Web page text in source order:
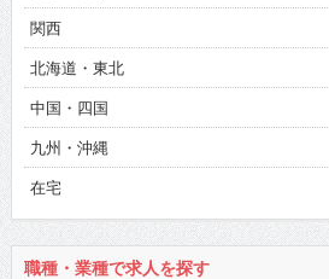
関西
北海道・東北
中国・四国
九州・沖縄
在宅
職種・業種で求人を探す